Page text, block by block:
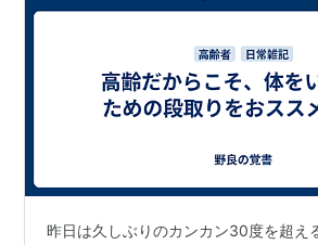
昨日は久しぶりのカンカン30度を超え